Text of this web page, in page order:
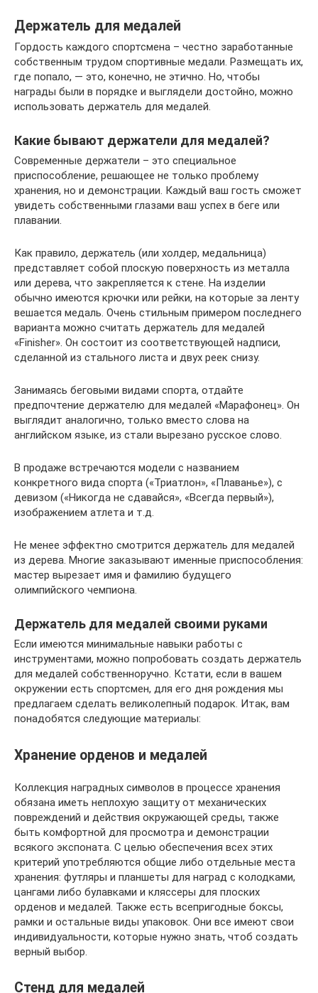
Держатель для медалей
Гордость каждого спортсмена – честно заработанные
собственным трудом спортивные медали. Размещать их,
где попало, — это, конечно, не этично. Но, чтобы
награды были в порядке и выглядели достойно, можно
использовать держатель для медалей.
Какие бывают держатели для медалей?
Современные держатели – это специальное
приспособление, решающее не только проблему
хранения, но и демонстрации. Каждый ваш гость сможет
увидеть собственными глазами ваш успех в беге или
плавании.
Как правило, держатель (или холдер, медальница)
представляет собой плоскую поверхность из металла
или дерева, что закрепляется к стене. На изделии
обычно имеются крючки или рейки, на которые за ленту
вешается медаль. Очень стильным примером последнего
варианта можно считать держатель для медалей
«Finisher». Он состоит из соответствующей надписи,
сделанной из стального листа и двух реек снизу.
Занимаясь беговыми видами спорта, отдайте
предпочтение держателю для медалей «Марафонец». Он
выглядит аналогично, только вместо слова на
английском языке, из стали вырезано русское слово.
В продаже встречаются модели с названием
конкретного вида спорта («Триатлон», «Плаванье»), с
девизом («Никогда не сдавайся», «Всегда первый»),
изображением атлета и т.д.
Не менее эффектно смотрится держатель для медалей
из дерева. Многие заказывают именные приспособления:
мастер вырезает имя и фамилию будущего
олимпийского чемпиона.
Держатель для медалей своими руками
Если имеются минимальные навыки работы с
инструментами, можно попробовать создать держатель
для медалей собственноручно. Кстати, если в вашем
окружении есть спортсмен, для его дня рождения мы
предлагаем сделать великолепный подарок. Итак, вам
понадобятся следующие материалы:
Хранение орденов и медалей
Коллекция наградных символов в процессе хранения
обязана иметь неплохую защиту от механических
повреждений и действия окружающей среды, также
быть комфортной для просмотра и демонстрации
всякого экспоната. С целью обеспечения всех этих
критерий употребляются общие либо отдельные места
хранения: футляры и планшеты для наград с колодками,
цангами либо булавками и кляссеры для плоских
орденов и медалей. Также есть всепригодные боксы,
рамки и остальные виды упаковок. Они все имеют свои
индивидуальности, которые нужно знать, чтоб создать
верный выбор.
Стенд для медалей